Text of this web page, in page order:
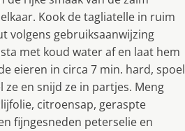
Kook de tagliatelle in ruim
volgens gebruiksaanwijzing
met koud water af en laat hem
eieren in circa 7 min. hard, spoel
en snijd ze in partjes. Meng
citroensap, geraspte
fijngesneden peterselie en